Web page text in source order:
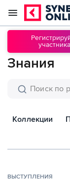
Трансляции
Обучение
Знания
Коллекции
ВЫСТУПЛЕНИЯ